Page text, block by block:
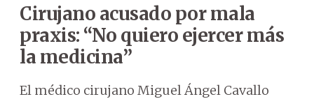
Cirujano acusado por mala
praxis: “No quiero ejercer más
la medicina”
El médico cirujano Miguel Ángel Cavallo